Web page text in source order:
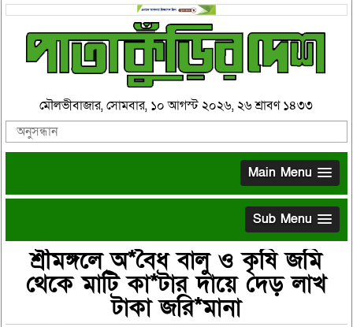
মৌলভীবাজার, সোমবার, ১০ আগস্ট ২০২৬, ২৬ শ্রাবণ ১৪৩৩
Main Menu
Sub Menu
শ্রীমঙ্গলে অ*বৈধ বালু ও কৃষি জমি
থেকে মাটি কা*টার দায়ে দেড় লাখ
টাকা জরি*মানা